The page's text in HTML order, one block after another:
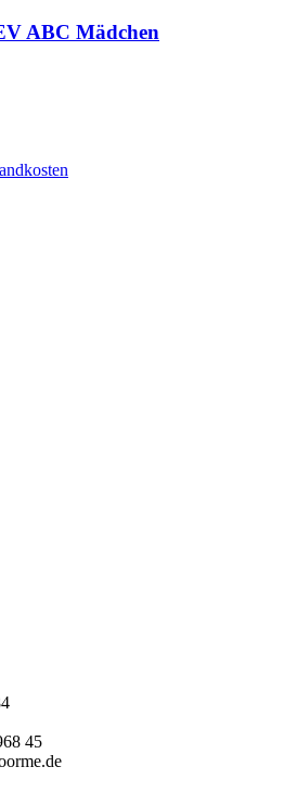
ABC Mädchen
45